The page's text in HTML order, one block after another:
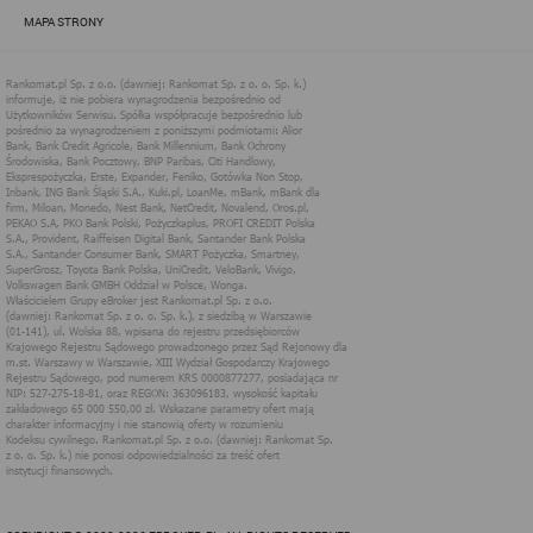
MAPA STRONY
dostosowanie usług, świadczonych w ramach serwisu do potrzeb
Więcej informacji na temat stosowania technologii cookies w
serwisie dostępne jest w Polityce Cookies.
Polityka Cookies serwisów
internetowych spółki Rankomat.pl Sp. z
o.o. (dawniej: Rankomat Sp. z o. o. Sp.
k.)
Rankomat.pl Sp. z o.o. (dawniej: Rankomat Sp. z o. o. Sp. k.), z
siedzibą w Warszawie (01-141), ul. Wolska 88, wpisana do rejestru
przedsiębiorców Krajowego Rejestru Sądowego prowadzonego
przez Sąd Rejonowy dla m.st. Warszawy w Warszawie, XIII
Wydział Gospodarczy Krajowego Rejestru Sądowego, pod
numerem KRS 0000877277, posiadająca nr NIP: 527-275-18-81,
oraz REGON: 363096183, zwana dalej "Rankomat" wykorzystuje
na swoich stronach internetowych technologię "cookies".
Zasady wykorzystania informacji dostarczonych przez
użytkownika w ramach technologii cookies w trakcie korzystania
ze stron internetowych i Rankomat określa niniejszy dokument.